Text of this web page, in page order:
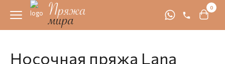
0
Носочная пряжа Lana